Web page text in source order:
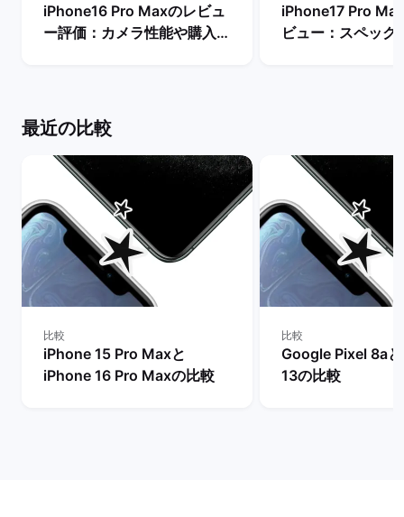
iPhone16 Pro Maxのレビュ
ー評価：カメラ性能や購入す
iPhone17 Pro
ビュー：スペック
最近の比較
比較
iPhone 15 Pro Maxと
iPhone 16 Pro Maxの比較
比較
Google Pixel 8a
13の比較